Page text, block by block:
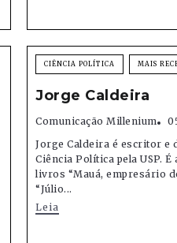
CIÊNCIA POLÍTICA MAIS
Jorge Caldeira
Comunicação Millenium
Jorge Caldeira é escritor e
Ciência Política pela USP. É
livros “Mauá, empresário
“Júlio...
Leia